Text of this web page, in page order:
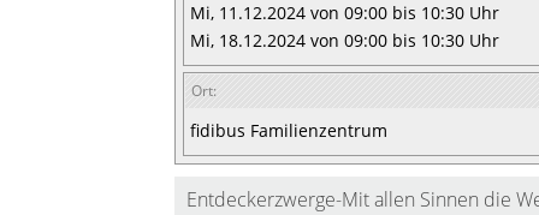
Mi, 11.12.2024 von 09:00 bis 10:30 Uhr
Mi, 18.12.2024 von 09:00 bis 10:30 Uhr
Ort:
fidibus Familienzentrum
Entdeckerzwerge-Mit allen Sinnen die